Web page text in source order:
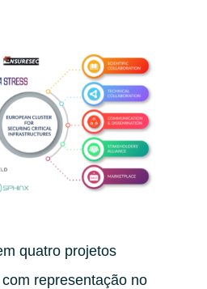
quatro projetos
representação no